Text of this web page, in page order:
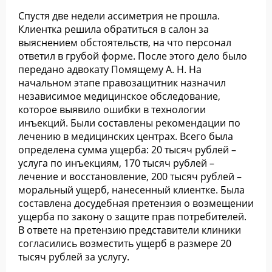
Спустя две недели ассиметрия не прошла.
Клиентка решила обратиться в салон за
выяснением обстоятельств, на что персонал
ответил в грубой форме. После этого дело было
передано адвокату Помящему А. Н. На
начальном этапе правозащитник назначил
независимое медицинское обследование,
которое выявило ошибки в технологии
инъекций. Были составлены рекомендации по
лечению в медицинских центрах. Всего была
определена сумма ущерба: 20 тысяч рублей –
услуга по инъекциям, 170 тысяч рублей –
лечение и восстановление, 200 тысяч рублей –
моральный ущерб, нанесенный клиентке. Была
составлена досудебная претензия о возмещении
ущерба по закону о защите прав потребителей.
В ответе на претензию представители клиники
согласились возместить ущерб в размере 20
тысяч рублей за услугу.